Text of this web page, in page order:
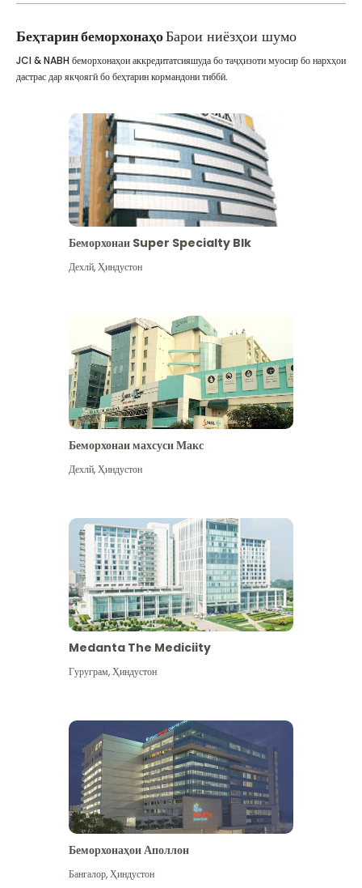
Беҳтарин беморхонаҳоБарои ниёзҳои шумо
Бештар дидан
JCI & NABH беморхонаҳои аккредитатсияшуда бо таҷҳизоти муосир бо нархҳои
дастрас дар якҷоягӣ бо беҳтарин кормандони тиббӣ.
Беморхонаи Super Specialty Blk
Дехлй,Ҳиндустон
Беморхонаи махсуси Макс
Дехлй,Ҳиндустон
Medanta The Mediciity
Гуруграм,Ҳиндустон
Беморхонаҳои Аполлон
Бангалор,Ҳиндустон